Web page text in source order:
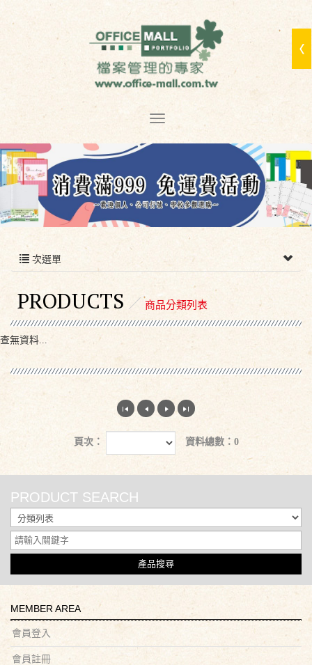
次選單
PRODUCTS 商品分類列表
查無資料...
頁次： 資料總數：0
PRODUCT SEARCH
產品搜尋
MEMBER AREA
會員登入
會員註冊